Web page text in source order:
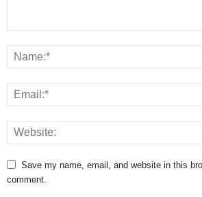
Save my name, email, and website in this
comment.